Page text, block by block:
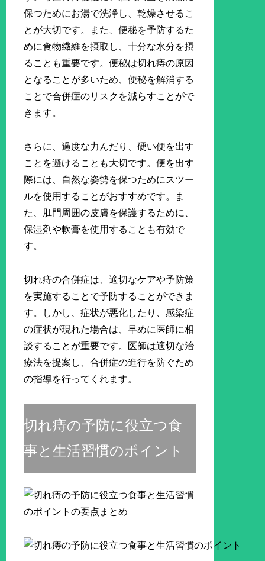
保つためにお湯で洗浄し、乾燥させるこ
とが大切です。また、便秘を予防するた
めに食物繊維を摂取し、十分な水分を摂
ることも重要です。便秘は切れ痔の原因
となることが多いため、便秘を解消する
ことで合併症のリスクを減らすことがで
きます。
さらに、過度な力んだり、硬い便を出す
ことを避けることも大切です。便を出す
際には、自然な姿勢を保つためにスツー
ルを使用することがおすすめです。ま
た、肛門周囲の皮膚を保護するために、
保湿剤や軟膏を使用することも有効で
す。
切れ痔の合併症は、適切なケアや予防策
を実施することで予防することができま
す。しかし、症状が悪化したり、感染症
の症状が現れた場合は、早めに医師に相
談することが重要です。医師は適切な治
療法を提案し、合併症の進行を防ぐため
の指導を行ってくれます。
切れ痔の予防に役立つ食
事と生活習慣のポイント